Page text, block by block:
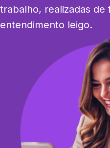
trabalho, realizadas de
entendimento leigo.